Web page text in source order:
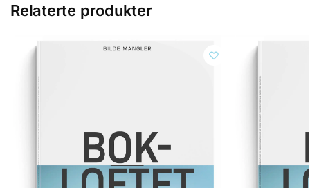
Relaterte produkter